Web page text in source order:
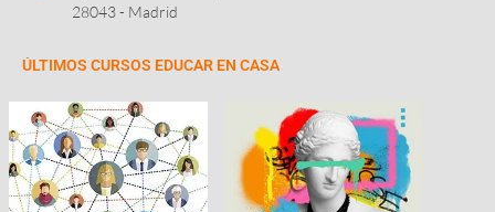
28043 - Madrid
ÚLTIMOS CURSOS EDUCAR EN CASA